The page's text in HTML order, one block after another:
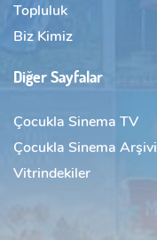
Topluluk
Biz Kimiz
Diğer Sayfalar
Çocukla Sinema TV
Çocukla Sinema Arşivi
Vitrindekiler